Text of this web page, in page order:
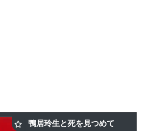
鴨居玲生と死を見つめて